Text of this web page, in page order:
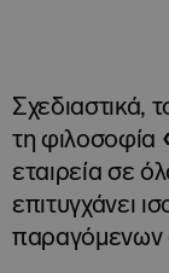
Σχεδιαστικά,
τη φιλοσοφία
εταιρεία σε
επιτυγχάνει
παραγόμενων